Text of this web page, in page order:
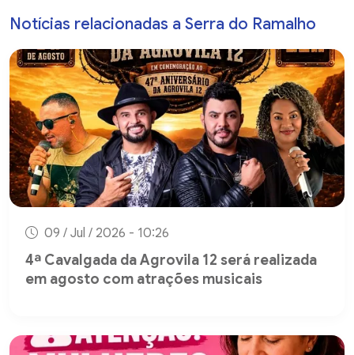
Notícias relacionadas a Serra do Ramalho
09 / Jul / 2026 - 10:26
4ª Cavalgada da Agrovila 12 será realizada
em agosto com atrações musicais